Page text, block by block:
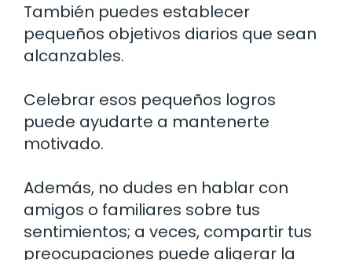
También puedes establecer
pequeños objetivos diarios que sean
alcanzables.
Celebrar esos pequeños logros
puede ayudarte a mantenerte
motivado.
Además, no dudes en hablar con
amigos o familiares sobre tus
sentimientos; a veces, compartir tus
preocupaciones puede aligerar la